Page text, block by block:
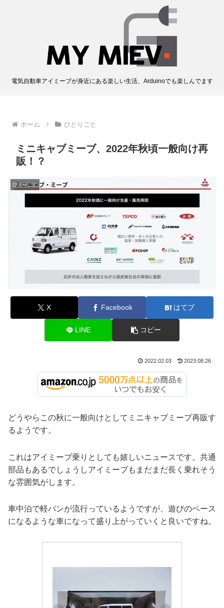
電気自動車アイミーブが身近にある楽しい生活、Arduinoでも楽しんでます
ホーム ひとりごと
ミニキャブミーブ、2022年秋頃一般向け再
販！？
ひとりごと
X Facebook はてブ
LINE コピー
2022.02.03 2023.08.26
どうやらこの秋に一般向けとしてミニキャブミーブ再販す
るようです。
これはアイミーブ乗りとしても嬉しいニュースです。共通
部品もあるでしょうしアイミーブもまだまだ長く乗れそう
な雰囲気がします。
車中泊で軽バンが流行っているようですが、遊びのベース
になるような車になって盛り上がっていくと良いですね。